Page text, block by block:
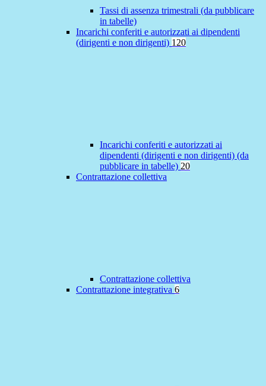
Tassi di assenza trimestrali (da pubblicare
in tabelle)
Incarichi conferiti e autorizzati ai dipendenti
(dirigenti e non dirigenti) 120
Incarichi conferiti e autorizzati ai
dipendenti (dirigenti e non dirigenti) (da
pubblicare in tabelle) 20
Contrattazione collettiva
Contrattazione collettiva
Contrattazione integrativa 6